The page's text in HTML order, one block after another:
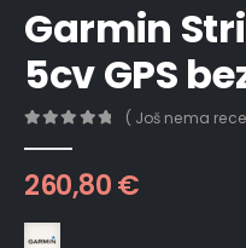
Garmin
5cv GPS
( Još nema
260,80€